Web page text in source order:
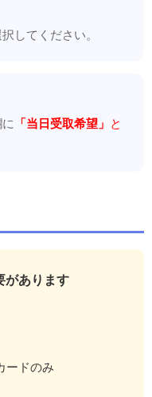
してください。
「当日受取希望」 と
があります
ードのみ